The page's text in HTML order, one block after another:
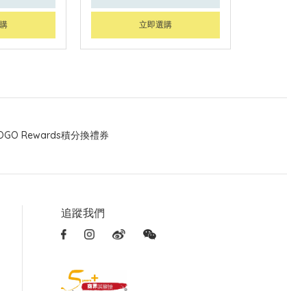
立即選購
Rewards積分換禮券
追蹤我們